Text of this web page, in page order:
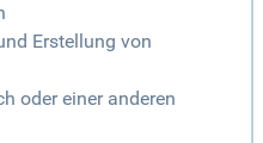
Erstellung von
oder einer anderen